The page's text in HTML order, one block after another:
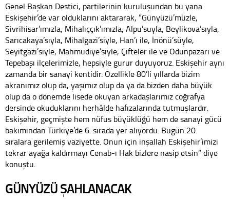
Genel Başkan Destici, partilerinin kuruluşundan bu yana
Eskişehir’de var olduklarını aktararak, “Günyüzü’müzle,
Sivrihisar’ımızla, Mihalıççık’ımızla, Alpu’suyla, Beylikova’sıyla,
Sarıcakaya’sıyla, Mihalgazi’siyle, Han’ı ile, İnönü’süyle,
Seyitgazi’siyle, Mahmudiye’siyle, Çifteler ile ve Odunpazarı ve
Tepebaşı ilçelerimizle, hepsiyle gurur duyuyoruz. Eskişehir aynı
zamanda bir sanayi kentidir. Özellikle 80’li yıllarda bizim
akranımız olup da, yaşımız olup da ya da bizden daha büyük
olup da o dönemde lisede okuyan arkadaşlarımız coğrafya
dersinde okuduklarını herhâlde hafızalarında tutmuşlardır.
Eskişehir, geçmişte hem nüfus büyüklüğü hem de sanayi gücü
bakımından Türkiye’de 6. sırada yer alıyordu. Bugün 20.
sıralara gerilemiş vaziyette. Onun için inşallah Eskişehir’imizi
tekrar ayağa kaldırmayı Cenab-ı Hak bizlere nasip etsin” diye
konuştu.
GÜNYÜZÜ ŞAHLANACAK